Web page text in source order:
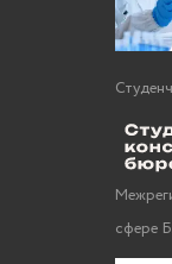
сфере